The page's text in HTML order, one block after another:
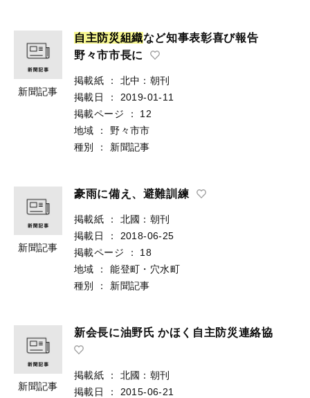
新聞記事
自 主防災組織など知事表彰喜び報告
野々市市長に
掲載紙 ：
北中：朝刊
掲載日
：
2019-01-11
掲載ページ
：
12
地域
：
野々市市
種別
： 新聞記事
新聞記事
豪雨に備え、避難訓練
掲載紙 ：
北國：朝刊
掲載日
：
2018-06-25
掲載ページ
：
18
地域
：
能登町・穴水町
種別
： 新聞記事
新聞記事
新会長に油野氏 かほく自主防災連絡協
掲載紙 ：
北國：朝刊
掲載日
：
2015-06-21